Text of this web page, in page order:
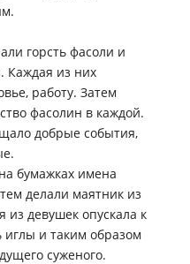
горсть фасоли и
Каждая из них
работу. Затем
фасолин в каждой.
добрые события,
бумажках имена
делали маятник из
из девушек опускала к
и таким образом
суженого.